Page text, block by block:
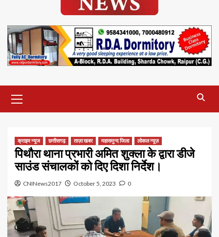
Menu
क्राइम न्यूज छत्तीसगढ़ ताज़ा खबर महासमुन्द जिला लोकल न्यूज़
पिथौरा थाना प्रभारी अमित शुक्ला के द्वारा डीजे
साउंड संचालकों को दिए दिशा निर्देश।
CNINews2017 October 5, 2023 0